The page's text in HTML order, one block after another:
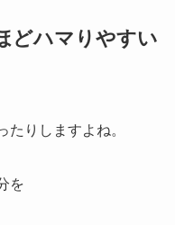
どハマりやすい
りしますよね。
を